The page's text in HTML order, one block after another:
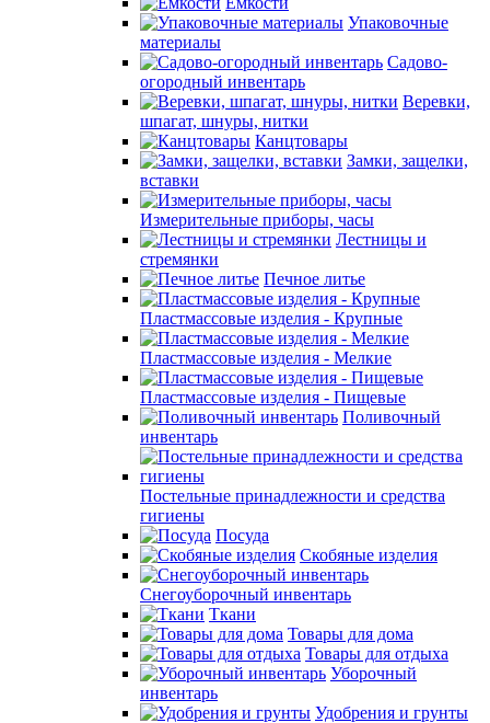
Упаковочные
материалы
Садово-
огородный инвентарь
Веревки,
шпагат, шнуры, нитки
Канцтовары
Замки, защелки,
вставки
Измерительные приборы, часы
Лестницы и
стремянки
Печное литье
Пластмассовые изделия - Крупные
Пластмассовые изделия - Мелкие
Пластмассовые изделия - Пищевые
Поливочный
инвентарь
Постельные принадлежности и средства
гигиены
Посуда
Скобяные изделия
Снегоуборочный инвентарь
Ткани
Товары для дома
Товары для отдыха
Уборочный
инвентарь
Удобрения и грунты